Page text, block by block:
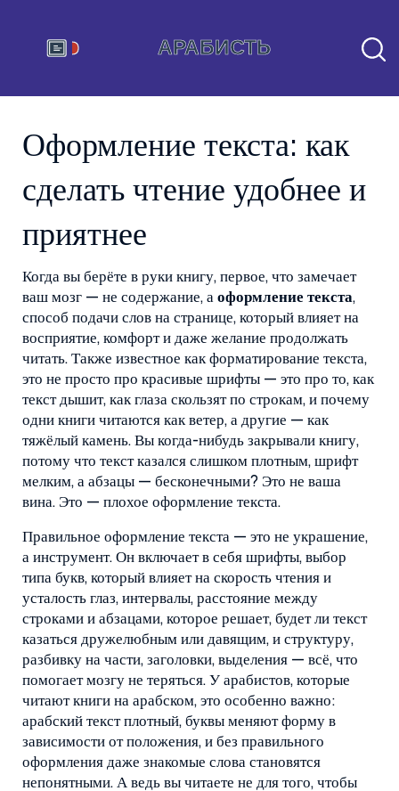
Оформление текста: как
сделать чтение удобнее и
приятнее
Когда вы берёте в руки книгу, первое, что замечает
ваш мозг — не содержание, а оформление текста,
способ подачи слов на странице, который влияет на
восприятие, комфорт и даже желание продолжать
читать. Также известное как форматирование текста,
это не просто про красивые шрифты — это про то, как
текст дышит, как глаза скользят по строкам, и почему
одни книги читаются как ветер, а другие — как
тяжёлый камень. Вы когда-нибудь закрывали книгу,
потому что текст казался слишком плотным, шрифт
мелким, а абзацы — бесконечными? Это не ваша
вина. Это — плохое оформление текста.
Правильное оформление текста — это не украшение,
а инструмент. Он включает в себя шрифты, выбор
типа букв, который влияет на скорость чтения и
усталость глаз, интервалы, расстояние между
строками и абзацами, которое решает, будет ли текст
казаться дружелюбным или давящим, и структуру,
разбивку на части, заголовки, выделения — всё, что
помогает мозгу не теряться. У арабистов, которые
читают книги на арабском, это особенно важно:
арабский текст плотный, буквы меняют форму в
зависимости от положения, и без правильного
оформления даже знакомые слова становятся
непонятными. А ведь вы читаете не для того, чтобы